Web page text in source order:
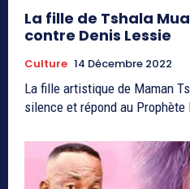
La fille de Tshala
contre Denis Lessie
Culture 14 Décembre 2022
La fille artistique de Maman
silence et répond au